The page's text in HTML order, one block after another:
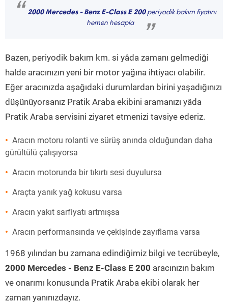
“ 2000 Mercedes - Benz E-Class E 200periyodik bakım fiyatını
hemen hesapla
”
Bazen, periyodik bakım km. si yâda zamanı gelmediği
halde aracınızın yeni bir motor yağına ihtiyacı olabilir.
Eğer aracınızda aşağıdaki durumlardan birini yaşadığınızı
düşünüyorsanız Pratik Araba ekibini aramanızı yâda
Pratik Araba servisini ziyaret etmenizi tavsiye ederiz.
Aracın motoru rolanti ve sürüş anında olduğundan daha
gürültülü çalışıyorsa
Aracın motorunda bir tıkırtı sesi duyulursa
Araçta yanık yağ kokusu varsa
Aracın yakıt sarfiyatı artmışsa
Aracın performansında ve çekişinde zayıflama varsa
1968 yılından bu zamana edindiğimiz bilgi ve tecrübeyle,
2000 Mercedes - Benz E-Class E 200 aracınızın bakım
ve onarımı konusunda Pratik Araba ekibi olarak her
zaman yanınızdayız.